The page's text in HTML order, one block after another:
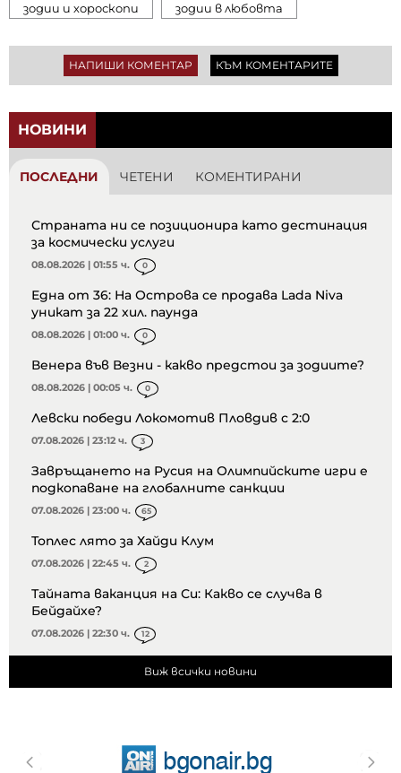
зодии и хороскопи
зодии в любовта
НАПИШИ КОМЕНТАР КЪМ КОМЕНТАРИТЕ
НОВИНИ
ПОСЛЕДНИ ЧЕТЕНИ КОМЕНТИРАНИ
Страната ни се позиционира като дестинация
за космически услуги
08.08.2026 | 01:55 ч. 0
Една от 36: На Острова се продава Lada Niva
уникат за 22 хил. паунда
08.08.2026 | 01:00 ч. 0
Венера във Везни - какво предстои за зодиите?
08.08.2026 | 00:05 ч. 0
Левски победи Локомотив Пловдив с 2:0
07.08.2026 | 23:12 ч. 3
Завръщането на Русия на Олимпийските игри е
подкопаване на глобалните санкции
07.08.2026 | 23:00 ч. 65
Топлес лято за Хайди Клум
07.08.2026 | 22:45 ч. 2
Тайната ваканция на Си: Какво се случва в
Бейдайхе?
07.08.2026 | 22:30 ч. 12
Виж всички новини